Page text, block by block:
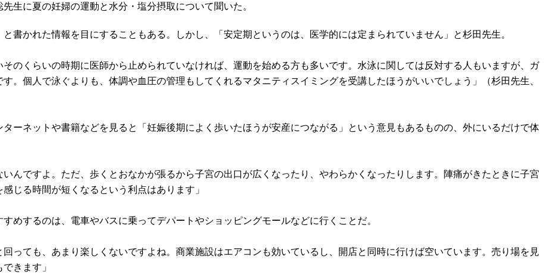
生に夏の妊婦の運動と水分・塩分摂取について聞いた。
書かれた情報を目にすることもある。しかし、「安定期というのは、医学的には定まられていません」と杉田先生。
のくらいの時期に医師から止められていなければ、運動を始める方も多いです。水泳に関しては反対する人もいますが、ガ
。個人で泳ぐよりも、体調や血圧の管理もしてくれるマタニティスイミングを受講したほうがいいでしょう」（杉田先生、
ーネットや書籍などを見ると「妊娠後期によく歩いたほうが安産につながる」という意見もあるものの、外にいるだけで体
んですよ。ただ、歩くとおなかが張るから子宮の出口が広くなったり、やわらかくなったりします。陣痛がきたときに子宮
じる時間が短くなるという利点はあります」
めするのは、電車やバスに乗ってデパートやショッピングモールなどに行くことだ。
っても、あまり楽しくないですよね。商業施設はエアコンも効いているし、開店と同時に行けば空いています。売り場を見
きます」